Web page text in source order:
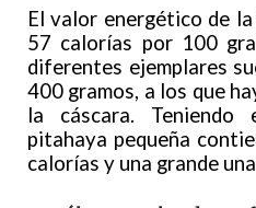
El valor energético de
57 calorías por 100
diferentes ejemplares
400 gramos, a los que
la cáscara.
pitahaya pequeña
calorías y una grande